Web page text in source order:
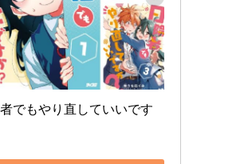
でもやり直していいです